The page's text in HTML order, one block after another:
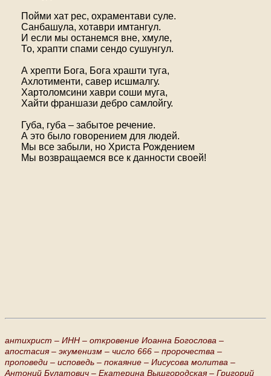
Пойми хат рес, охраментави суле.
Санбашула, хотаври имтангул.
И если мы останемся вне, хмуле,
То, храпти спами сендо сушунгул.
А хрепти Бога, Бога храшти туга,
Ахлотименти, савер исшмалгу.
Хартоломсини хаври соши муга,
Хайти франшази дебро самлойгу.
Губа, губа – забытое речение.
А это было говорением для людей.
Мы все забыли, но Христа Рождением
Мы возвращаемся все к данности своей!
антихрист – ИНН – откровение Иоанна Богослова –
апостасия – экуменизм – число 666 – пророчества –
проповеди – исповедь – покаяние – Иисусова молитва –
Антоний Булатович – Екатерина Вышгородская – Григорий